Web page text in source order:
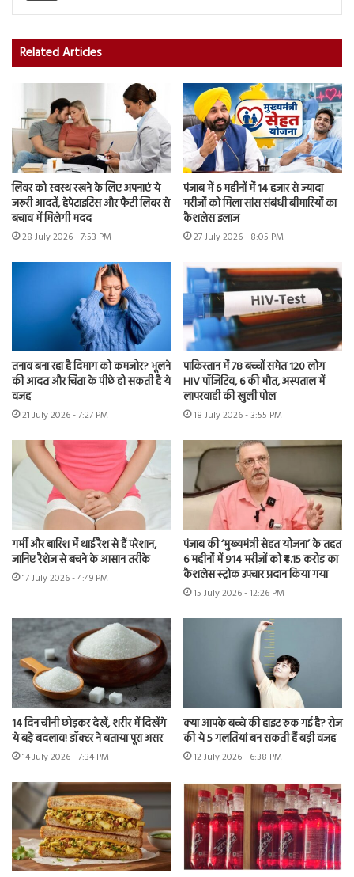
Related Articles
लिवर को स्वस्थ रखने के लिए अपनाएं ये
जरूरी आदतें, हेपेटाइटिस और फैटी लिवर से
बचाव में मिलेगी मदद
28 July 2026 - 7:53 PM
पंजाब में 6 महीनों में 14 हजार से ज्यादा
मरीजों को मिला सांस संबंधी बीमारियों का
कैशलेस इलाज
27 July 2026 - 8:05 PM
तनाव बना रहा है दिमाग को कमजोर? भूलने
की आदत और चिंता के पीछे हो सकती है ये
वजह
21 July 2026 - 7:27 PM
पाकिस्तान में 78 बच्चों समेत 120 लोग
HIV पॉजिटिव, 6 की मौत, अस्पताल में
लापरवाही की खुली पोल
18 July 2026 - 3:55 PM
गर्मी और बारिश में थाई रैश से हैं परेशान,
जानिए रैशेज से बचने के आसान तरीके
17 July 2026 - 4:49 PM
पंजाब की ‘मुख्यमंत्री सेहत योजना’ के तहत
6 महीनों में 914 मरीज़ों को ₹4.15 करोड़ का
कैशलेस स्ट्रोक उपचार प्रदान किया गया
15 July 2026 - 12:26 PM
14 दिन चीनी छोड़कर देखें, शरीर में दिखेंगे
ये बड़े बदलाव! डॉक्टर ने बताया पूरा असर
14 July 2026 - 7:34 PM
क्या आपके बच्चे की हाइट रुक गई है? रोज
की ये 5 गलतियां बन सकती हैं बड़ी वजह
12 July 2026 - 6:38 PM